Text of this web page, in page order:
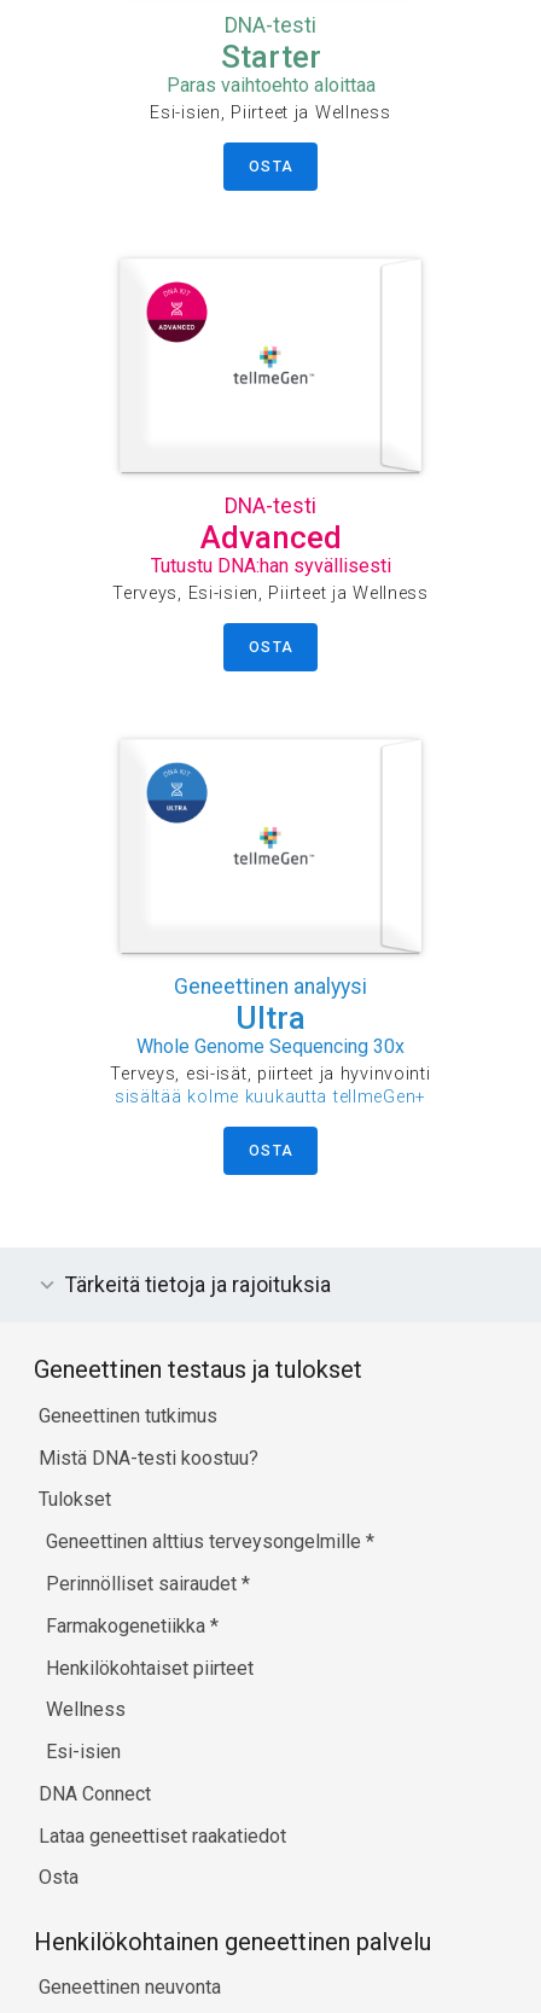
DNA-testi
Starter
Paras vaihtoehto aloittaa
Esi-isien, Piirteet ja Wellness
OSTA
DNA-testi
Advanced
Tutustu DNA:han syvällisesti
Terveys, Esi-isien, Piirteet ja Wellness
OSTA
Geneettinen analyysi
Ultra
Whole Genome Sequencing 30x
Terveys, esi-isät, piirteet ja hyvinvointi
sisältää kolme kuukautta tellmeGen+
OSTA
Tärkeitä tietoja ja rajoituksia
Geneettinen testaus ja tulokset
Geneettinen tutkimus
Mistä DNA-testi koostuu?
Tulokset
Geneettinen alttius terveysongelmille*
Perinnölliset sairaudet*
Farmakogenetiikka*
Henkilökohtaiset piirteet
Wellness
Esi-isien
DNA Connect
Lataa geneettiset raakatiedot
Osta
Henkilökohtainen geneettinen palvelu
Geneettinen neuvonta